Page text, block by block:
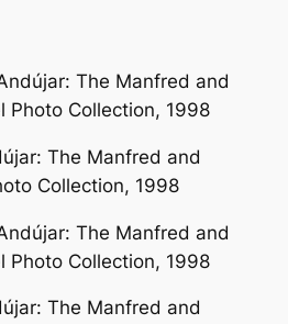
The Manfred and
Collection, 1998
The Manfred and